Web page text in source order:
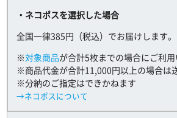
・ネコポスを選択した場合
全国一律385円（税込）でお届けします。
※対象商品が合計5枚までの場合にご利
※商品代金が合計11,000円以上の場合は
※分納のご指定はできかねます
→ネコポスについて